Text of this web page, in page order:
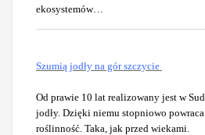
ekosystemów…
Szumią jodły na gór szczycie
Od prawie 10 lat realizowany jest w
jodły. Dzięki niemu stopniowo
roślinność. Taka, jak przed wiekami.